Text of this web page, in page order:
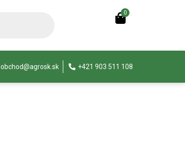
0
obchod@agrosk.sk +421 903 511 108